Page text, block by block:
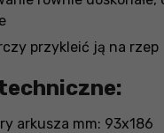
przykleić ją na rzep
arkusza mm: 93x186